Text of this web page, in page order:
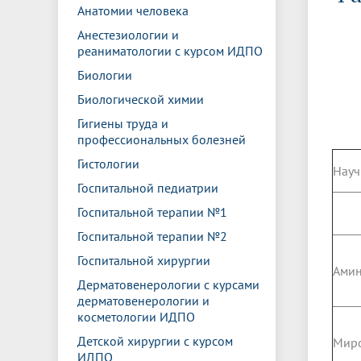
Абитуриенту
Видеогалерея
Эндаумент
Управление международной
Отдел
ограниченными возможностями
здоровья
Онлайн
Независимая оценка качества
образования
работы
Конференции и форумы
онкологии
Санаторий-профилакторий БГМУ
Совет обучающихся
Золотой фонд БГМУ
Жизнь иностранных студентов БГМУ
Штаб студенческих отрядов БГМУ
Анатомии человека
Анестезиологии и
реаниматологии с курсом ИДПО
Биологии
Биологической химии
Гигиены труда и
профессиональных болезней
Гистологии
Госпитальной педиатрии
Госпитальной терапии №1
Госпитальной терапии №2
Госпитальной хирургии
Дерматовенерологии с курсами
дерматовенерологии и
косметологии ИДПО
Детской хирургии с курсом
ИДПО